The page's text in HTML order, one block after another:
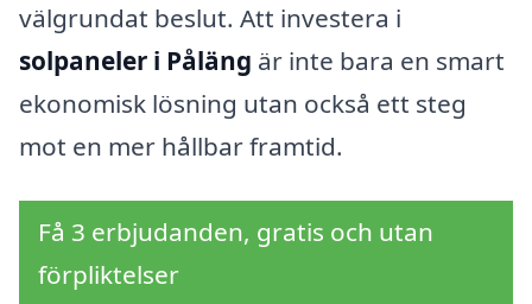
välgrundat beslut. Att investera i
solpaneler i Påläng är inte bara en smart
ekonomisk lösning utan också ett steg
mot en mer hållbar framtid.
Få 3 erbjudanden, gratis och utan
förpliktelser